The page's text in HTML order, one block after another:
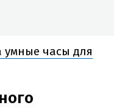
умные часы для